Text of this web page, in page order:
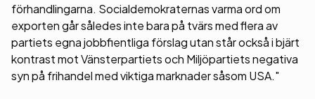
förhandlingarna. Socialdemokraternas varma ord om
exporten går således inte bara på tvärs med flera av
partiets egna jobbfientliga förslag utan står också i bjärt
kontrast mot Vänsterpartiets och Miljöpartiets negativa
syn på frihandel med viktiga marknader såsom USA."